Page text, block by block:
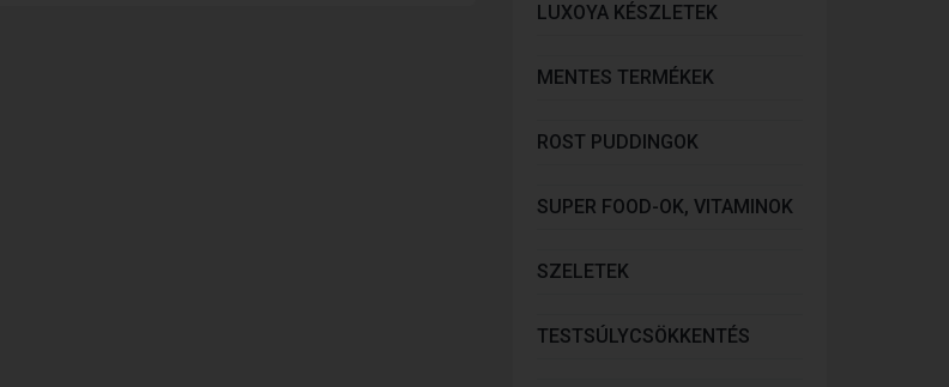
LUXOYA KÉSZLETEK
MENTES TERMÉKEK
ROST PUDDINGOK
SUPER FOOD-OK, VITAMINOK
SZELETEK
TESTSÚLYCSÖKKENTÉS